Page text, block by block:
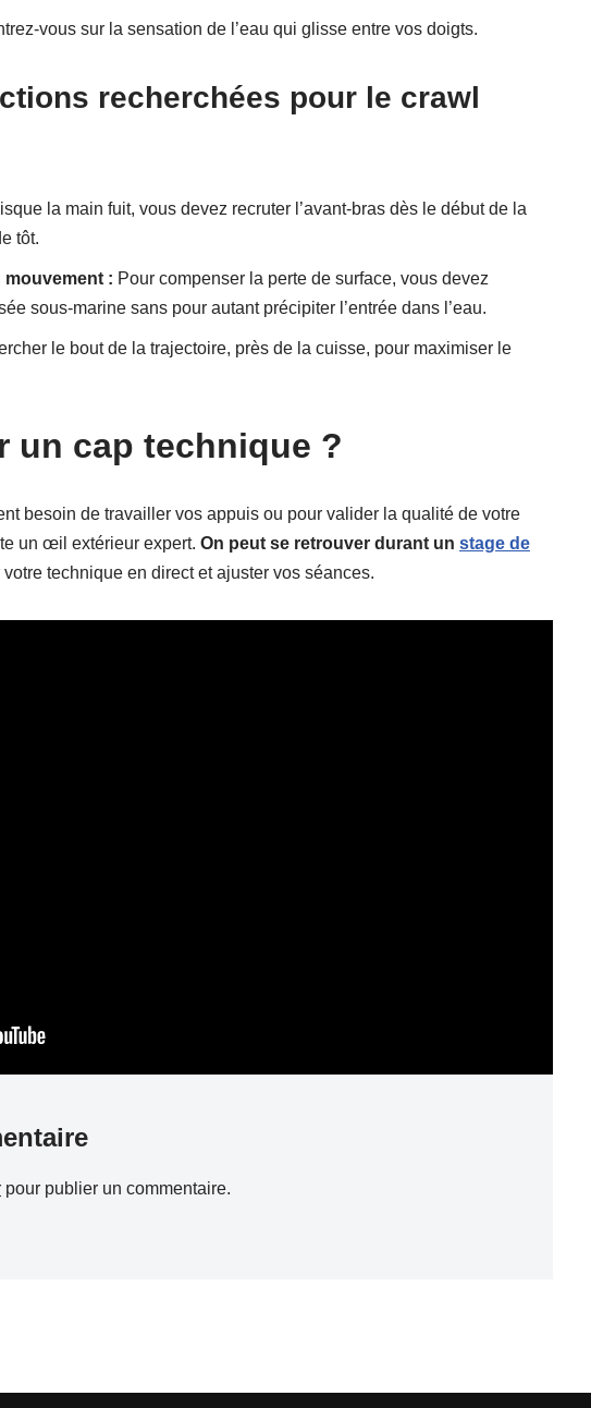
vous sur la sensation de l’eau qui glisse entre vos doigts.
recherchées pour le crawl
la main fuit, vous devez recruter l’avant-bras dès le début de la
tôt.
: Pour compenser la perte de surface, vous devez
sous-marine sans pour autant précipiter l’entrée dans l’eau.
le bout de la trajectoire, près de la cuisse, pour maximiser le
un cap technique ?
besoin de travailler vos appuis ou pour valider la qualité de votre
un œil extérieur expert. On peut se retrouver durant un stage de
technique en direct et ajuster vos séances.
pour publier un commentaire.